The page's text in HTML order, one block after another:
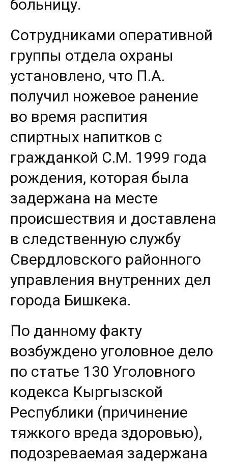
больницу.
Сотрудниками оперативной
группы отдела охраны
установлено, что П.А.
получил ножевое ранение
во время распития
спиртных напитков с
гражданкой С.М. 1999 года
рождения, которая была
задержана на месте
происшествия и доставлена
в следственную службу
Свердловского районного
управления внутренних дел
города Бишкека.
По данному факту
возбуждено уголовное дело
по статье 130 Уголовного
кодекса Кыргызской
Республики (причинение
тяжкого вреда здоровью),
подозреваемая задержана